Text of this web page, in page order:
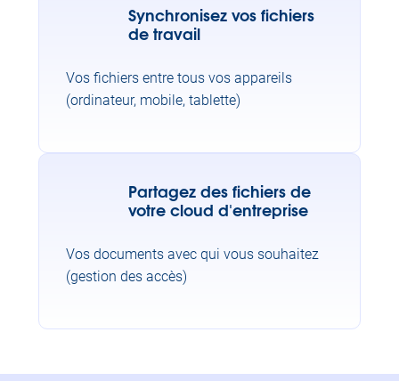
Synchronisez vos fichiers
de travail
Vos fichiers entre tous vos appareils
(ordinateur, mobile, tablette)
Partagez des fichiers de
votre cloud d'entreprise
Vos documents avec qui vous souhaitez
(gestion des accès)